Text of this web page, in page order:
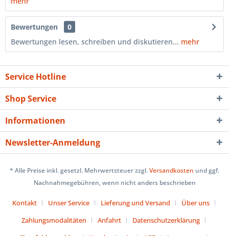
Bewertungen
0
Bewertungen lesen, schreiben und diskutieren... mehr
Service Hotline
Shop Service
Informationen
Newsletter-Anmeldung
* Alle Preise inkl. gesetzl. Mehrwertsteuer zzgl.Versandkosten und ggf.
Nachnahmegebühren, wenn nicht anders beschrieben
Kontakt Unser Service Lieferung und Versand
Über uns
Zahlungsmodalitäten
Anfahrt
Datenschutzerklärung